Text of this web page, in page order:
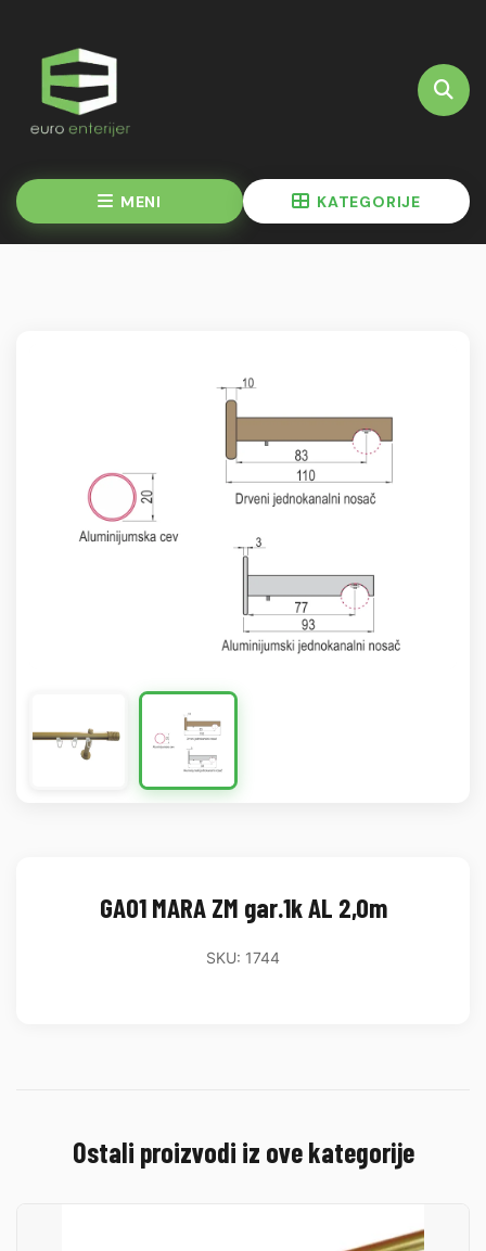
MENI KATEGORIJE
GA01 MARA ZM gar.1k AL 2,0m
SKU: 1744
Ostali proizvodi iz ove kategorije